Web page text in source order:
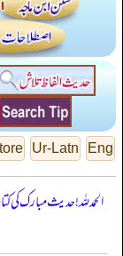
Eng
Ur-Latn
الحمدللہ! حدیث مبارک